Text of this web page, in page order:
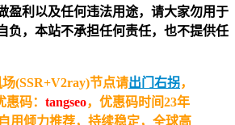
盈利以及任何违法用途，请大家勿用于
负，本站不承担任何责任，也不提供任
(SSR+V2ray)节点请出门右拐，
码： tangseo，优惠码时间23年
用倾力推荐，持续稳定，全球高